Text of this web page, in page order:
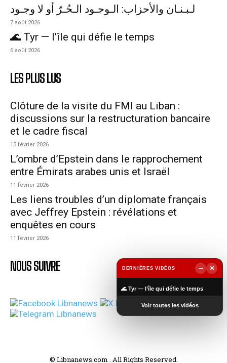
لـبـنـان والأحزاب: الـوجـود الـحُـرّ أو لا وجـود
7 août 2026
🌊 Tyr — l’île qui défie le temps
6 août 2026
LES PLUS LUS
Clôture de la visite du FMI au Liban :
discussions sur la restructuration bancaire
et le cadre fiscal
13 février 2026
L’ombre d’Epstein dans le rapprochement
entre Émirats arabes unis et Israël
11 février 2026
Les liens troubles d’un diplomate français
avec Jeffrey Epstein : révélations et
enquêtes en cours
11 février 2026
NOUS SUIVRE
© Libnanews.com . All Rights Reserved.
DERNIÈRES VIDÉOS −
×
🌊 Tyr — l’île qui défie le temps
Voir toutes les vidéos